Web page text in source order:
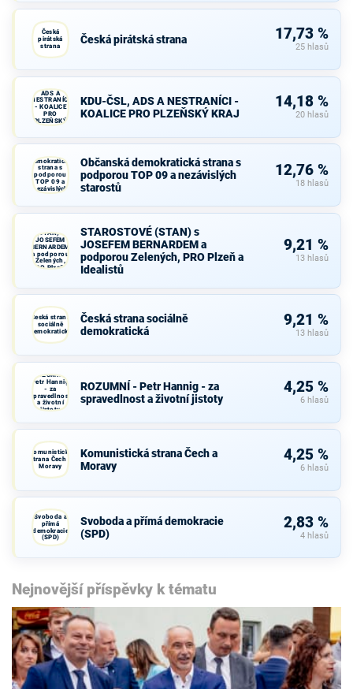
Česká
pirátská
strana
Česká pirátská strana 17,73 %
25 hlasů
ADS A
NESTRANÍCI
- KOALICE
PRO
PLZEŇSKÝ
KRAJ
KDU-ČSL, ADS A NESTRANÍCI -
KOALICE PRO PLZEŇSKÝ KRAJ
14,18 %
20 hlasů
demokratická
strana s
podporou
TOP 09 a
nezávislých
starostů
Občanská demokratická strana s
podporou TOP 09 a nezávislých
starostů
12,76 %
18 hlasů
(STAN) s
JOSEFEM
BERNARDEM
a podporou
Zelených,
PRO Plzeň a
STAROSTOVÉ (STAN) s
JOSEFEM BERNARDEM a
podporou Zelených, PRO Plzeň a
Idealistů
9,21 %
13 hlasů
Česká strana
sociálně
demokratická
Česká strana sociálně
demokratická
9,21 %
13 hlasů
ROZUMNÍ -
Petr Hannig
- za
spravedlnost
a životní
jistoty
ROZUMNÍ - Petr Hannig - za
spravedlnost a životní jistoty
4,25 %
6 hlasů
Komunistická
strana Čech a
Moravy
Komunistická strana Čech a
Moravy
4,25 %
6 hlasů
Svoboda a
přímá
demokracie
(SPD)
Svoboda a přímá demokracie
(SPD)
2,83 %
4 hlasů
Nejnovější příspěvky k tématu